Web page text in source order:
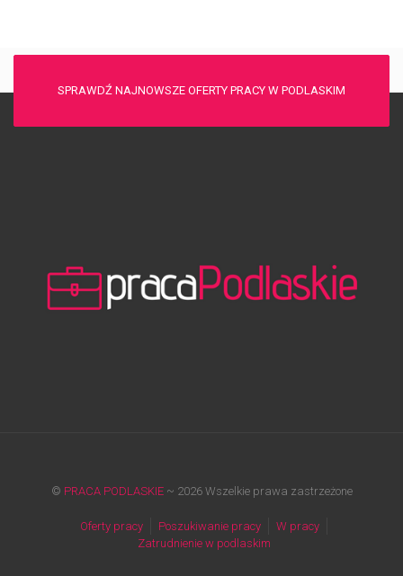
SPRAWDŹ NAJNOWSZE OFERTY PRACY W PODLASKIM
© PRACA PODLASKIE~ 2026 Wszelkie prawa zastrzeżone
Oferty pracy Poszukiwanie pracy
W pracy
Zatrudnienie w podlaskim